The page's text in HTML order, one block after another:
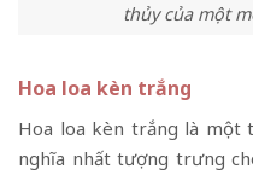
thủy của một
Hoa loa kèn trắng
Hoa loa kèn trắng là một
nghĩa nhất tượng trưng